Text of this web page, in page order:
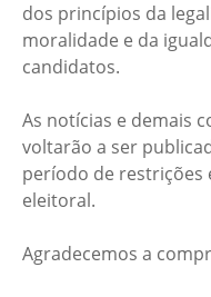
dos princípios da
moralidade e da
candidatos.
As notícias e demais
voltarão a ser
período de restrições
eleitoral.
Agradecemos a